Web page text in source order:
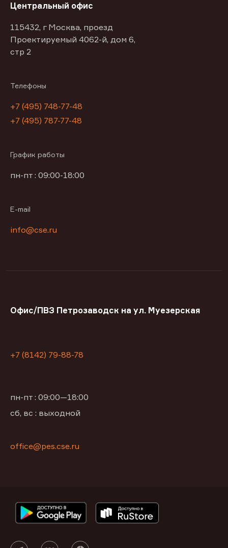
Центральный офис
115432, г Москва, проезд
Проектируемый 4062-й, дом 6,
стр 2
Телефоны
+7 (495) 748-77-48
+7 (495) 787-77-48
График работы
пн-пт : 09:00-18:00
E-mail
info@cse.ru
Офис/ПВЗ Петрозаводск на ул. Муезерская
+7 (8142) 79-88-78
пн-пт : 09:00—18:00
сб, вс : выходной
office@pes.cse.ru